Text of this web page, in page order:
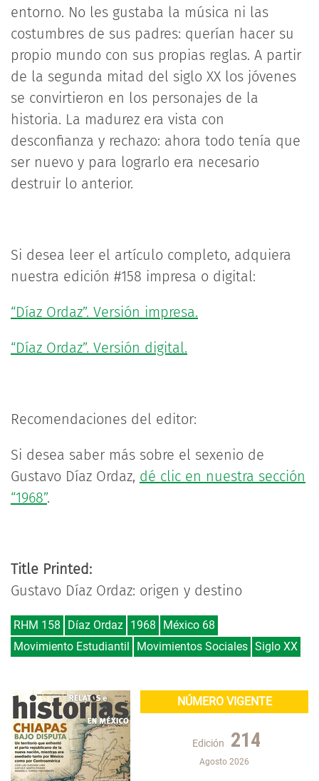
entorno. No les gustaba la música ni las
costumbres de sus padres: querían hacer su
propio mundo con sus propias reglas. A partir
de la segunda mitad del siglo XX los jóvenes
se convirtieron en los personajes de la
historia. La madurez era vista con
desconfianza y rechazo: ahora todo tenía que
ser nuevo y para lograrlo era necesario
destruir lo anterior.
Si desea leer el artículo completo, adquiera
nuestra edición #158 impresa o digital:
“Díaz Ordaz”. Versión impresa.
“Díaz Ordaz”. Versión digital.
Recomendaciones del editor:
Si desea saber más sobre el sexenio de
Gustavo Díaz Ordaz, dé clic en nuestra sección
“1968”.
Title Printed:
Gustavo Díaz Ordaz: origen y destino
RHM 158 Díaz Ordaz 1968
México 68
Movimiento Estudiantil
Movimientos Sociales Siglo XX
NÚMERO VIGENTE
Edición 214
Agosto 2026